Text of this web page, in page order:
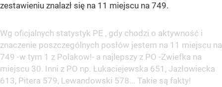
zestawieniu znalazł się na 11 miejscu na 749.
Wg oficjalnych statystyk PE , gdy chodzi o aktywność i
znaczenie poszczególnych posłów jestem na 11 miejscu na
749 -w tym 1 z Polakow!- a najlepszy z PO -Zwiefka na
miejscu 30. Inni z PO np. Łukaciejewska 651, Jazłowiecka
613, Pitera 579, Lewandowski 578... Takie są fakty!